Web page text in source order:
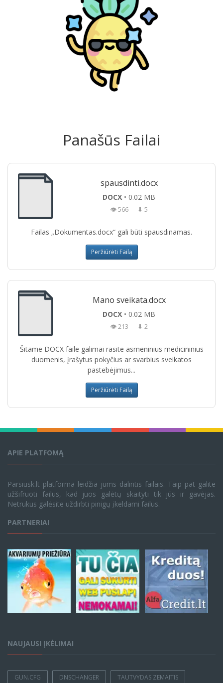
Panašūs Failai
spausdinti.docx
DOCX • 0.02 MB
👁 566 ⬇ 5
Failas „Dokumentas.docx“ gali būti spausdinamas.
Peržiūrėti Failą
Mano sveikata.docx
DOCX • 0.02 MB
👁 213 ⬇ 2
Šitame DOCX faile galimai rasite asmeninius medicininius
duomenis, įrašytus pokyčius ar svarbius sveikatos
pastebėjimus...
Peržiūrėti Failą
APIE PLATFOMĄ
Parsiusk.lt platforma leidžia jums dalintis failais. Taip pat galite
užšifruoti failus, kad juos galėtų skaityti tik jūs ir gavėjas.
Netrukus galėsite uždirbti pinigų įkeldami failus.
PARTNERIAI
NAUJAUSI ĮKĖLIMAI
GUN.CFG DNSCHANGER TAUTVYDAS ZEMAITIS